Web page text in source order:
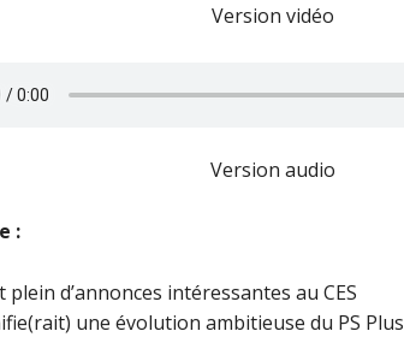
Version vidéo
Version audio
:
plein d’annonces intéressantes au CES
une évolution ambitieuse du PS Plus